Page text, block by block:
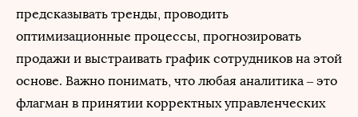
предсказывать тренды, проводить
оптимизационные процессы, прогнозировать
продажи и выстраивать график сотрудников на этой
основе. Важно понимать, что любая аналитика – это
флагман в принятии корректных управленческих